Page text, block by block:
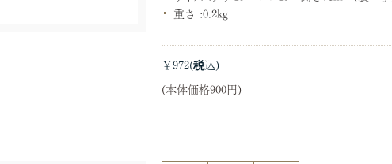
重さ :0.2kg
￥972
(本体価格900円)